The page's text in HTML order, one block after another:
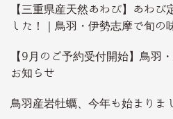
【三重県産天然あわび】あわ
した！｜鳥羽・伊勢志摩で旬の
【9月のご予約受付開始】鳥羽
お知らせ
鳥羽産岩牡蠣、今年も始まりま